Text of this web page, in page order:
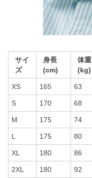
サイ
ズ
身長
(cm)
体重
(kg)
XS 165 63
S 170 68
M 175 74
L 175 80
XL 180 86
2XL 180 92